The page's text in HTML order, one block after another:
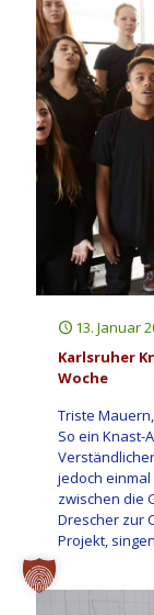
13. Januar
Karlsruher
Woche
Triste
So ein Knast-
jedoch
zwischen die
Drescher zur
Projekt,